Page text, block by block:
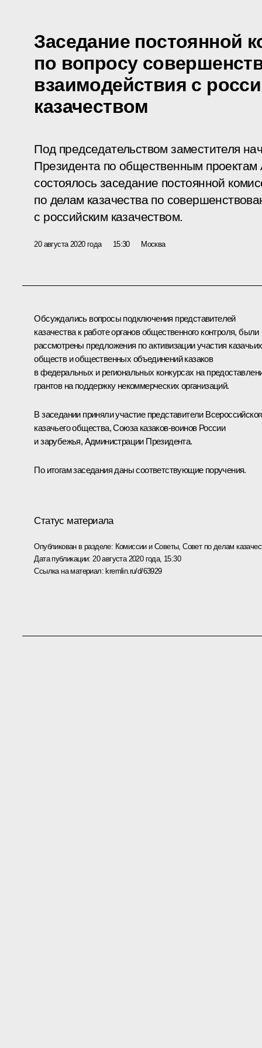
Заседание постоянной
по вопросу
взаимодействия с
казачеством
Под председательством заместителя
Президента по общественным проектам
состоялось заседание постоянной
по делам казачества по
с российским казачеством.
20 августа 2020 года 15:30 Москва
Обсуждались вопросы подключения представителей
казачества к работе органов общественного контроля, были
рассмотрены предложения по активизации участия казачьих
обществ и общественных объединений казаков
в федеральных и региональных конкурсах на
грантов на поддержку некоммерческих организаций.
В заседании приняли участие представители
казачьего общества, Союза казаков-воинов России
и зарубежья, Администрации Президента.
По итогам заседания даны соответствующие поручения.
Статус материала
Опубликован в разделе: Комиссии и Советы,Совет по делам
Дата публикации: 20 августа 2020 года, 15:30
Ссылка на материал: kremlin.ru/d/63929